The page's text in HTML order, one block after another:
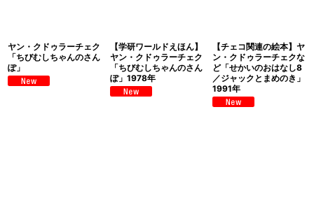
ヤン・クドゥラーチェク
「ちびむしちゃんのさん
ぽ」
【学研ワールドえほん】
ヤン・クドゥラーチェク
「ちびむしちゃんのさん
ぽ」1978年
【チェコ関連の絵本】ヤ
ン・クドゥラーチェクな
ど「せかいのおはなし8
／ジャックとまめのき」
1991年